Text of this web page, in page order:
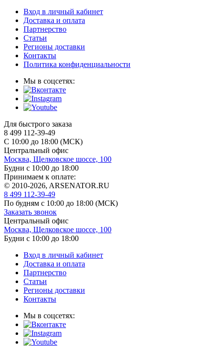
Вход в личный кабинет
Доставка и оплата
Партнерство
Статьи
Регионы доставки
Контакты
Политика конфиденциальности
Мы в соцсетях:
Для быстрого заказа
8 499 112-39-49
С 10:00 до 18:00 (МСК)
Центральный офис
Москва, Щелковское шоссе, 100
Будни с 10:00 до 18:00
Принимаем к оплате:
© 2010-2026, ARSENATOR.RU
8 499 112-39-49
По будням с 10:00 до 18:00 (МСК)
Заказать звонок
Центральный офис
Москва, Щелковское шоссе, 100
Будни с 10:00 до 18:00
Вход в личный кабинет
Доставка и оплата
Партнерство
Статьи
Регионы доставки
Контакты
Мы в соцсетях: